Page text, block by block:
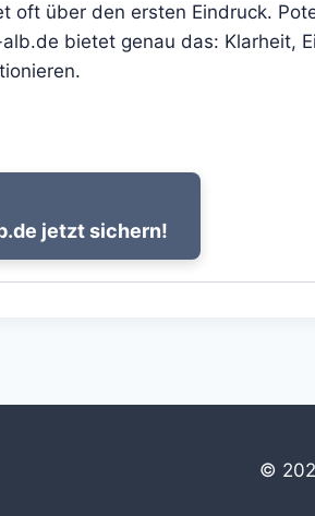
oft über den ersten Eindruck.
bietet genau das: Klarheit,
jetzt sichern!
©